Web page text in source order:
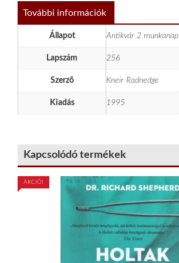
További információk
Állapot Antikvár 2 munkanap
Lapszám 256
Szerzõ Kneir Radnedge
Kiadás 1995
Kapcsolódó termékek
AKCIÓ!